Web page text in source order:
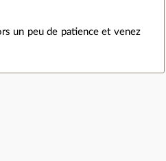
un peu de patience et venez